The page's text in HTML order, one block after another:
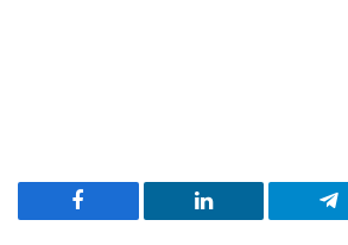
Facebook LinkedIn